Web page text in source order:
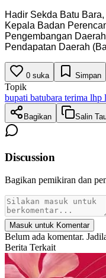
Hadir Sekda Batu
Kepala Badan
Pengembangan
Pendapatan Daerah
0 suka Simpan
Topik
bupati batubara terima lhp
Bagikan Salin
Discussion
Bagikan pemikiran dan
Masuk untuk Komentar
Belum ada komentar.
Berita Terkait